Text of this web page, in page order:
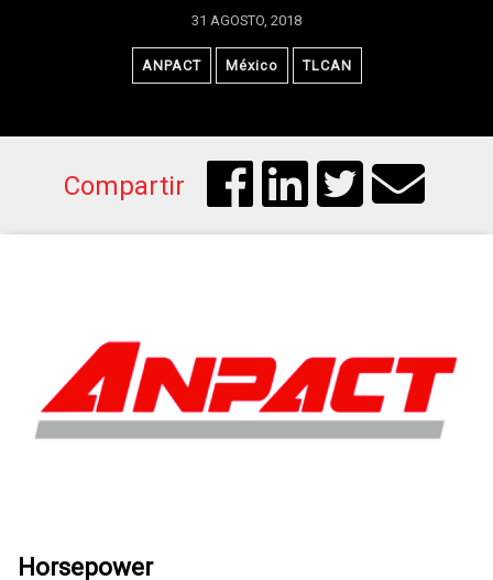
31 AGOSTO, 2018
ANPACT México TLCAN
Compartir
Horsepower